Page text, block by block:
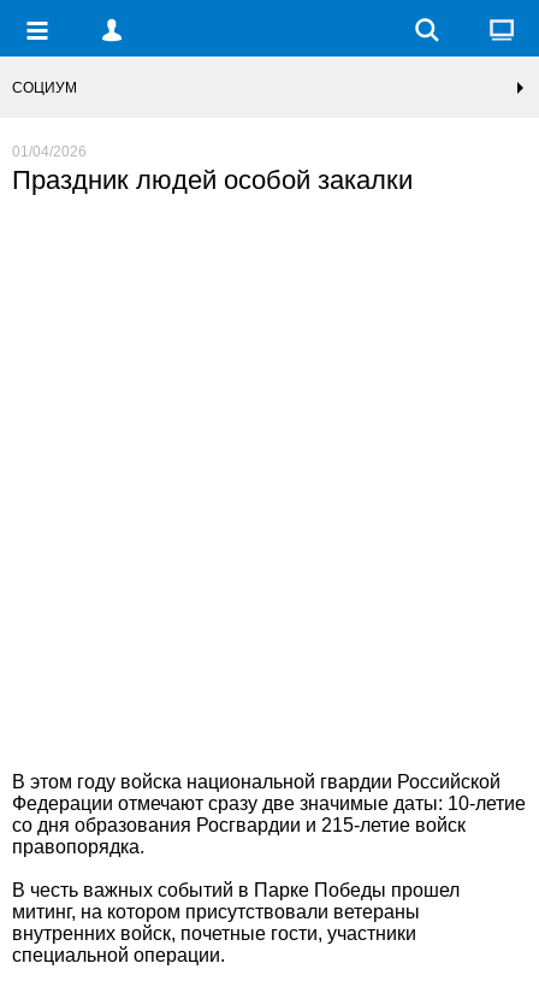
СОЦИУМ
01/04/2026
Праздник людей особой закалки
В этом году войска национальной гвардии Российской
Федерации отмечают сразу две значимые даты: 10-летие
со дня образования Росгвардии и 215-летие войск
правопорядка.
В честь важных событий в Парке Победы прошел
митинг, на котором присутствовали ветераны
внутренних войск, почетные гости, участники
специальной операции.